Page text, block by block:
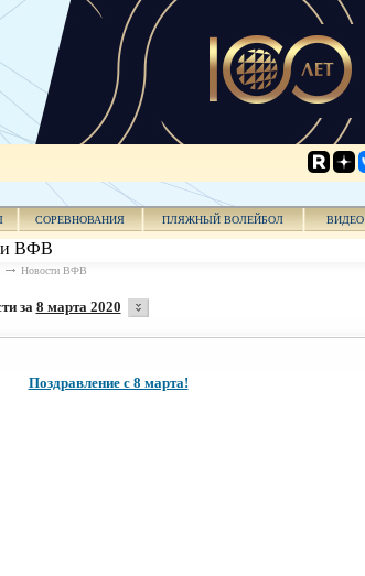
СОРЕВНОВАНИЯ ПЛЯЖНЫЙ ВОЛЕЙБОЛ ВИДЕО
ВФВ
Новости ВФВ
за8 марта 2020
Поздравление с 8 марта!